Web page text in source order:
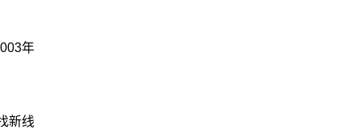
年
新线